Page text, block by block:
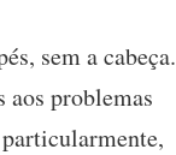
sem a cabeça.
problemas